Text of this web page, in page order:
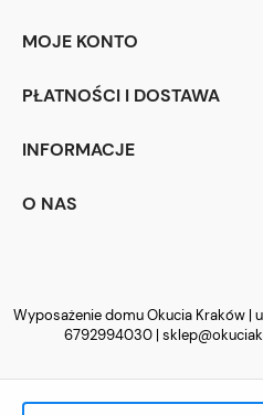
MOJE KONTO
PŁATNOŚCI I DOSTAWA
INFORMACJE
O NAS
Wyposażenie domu Okucia Kraków |
6792994030 |